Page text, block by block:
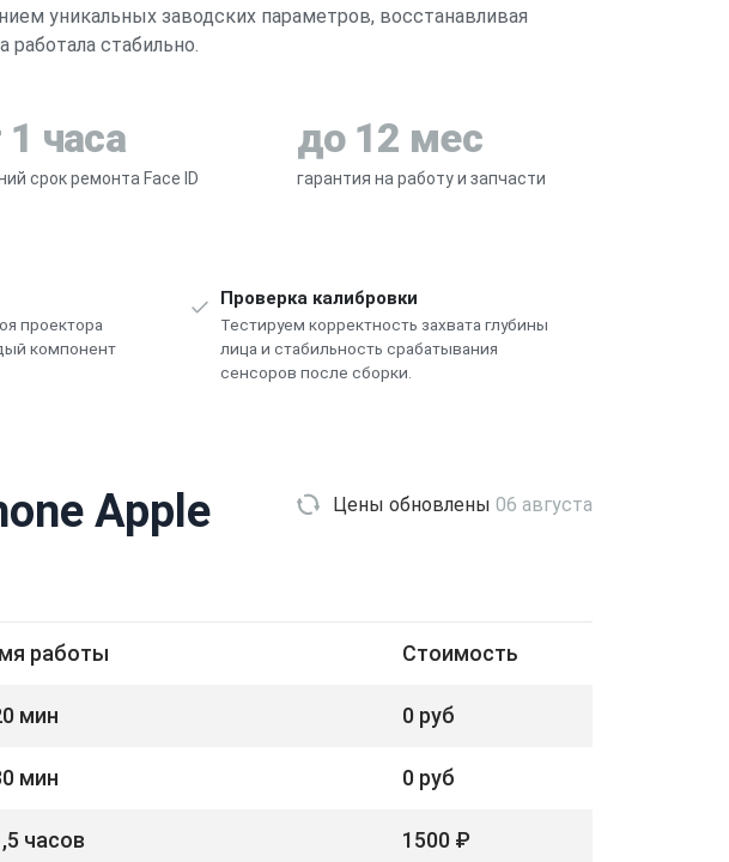
уникальных заводских параметров, восстанавливая
стабильно.
1 часа
срок ремонта Face ID
до 12 мес
гарантия на работу и запчасти
проектора
компонент
Проверка калибровки
Тестируем корректность захвата глубины
лица и стабильность срабатывания
сенсоров после сборки.
Apple
Цены обновлены 06 августа
работы Стоимость
мин 0 руб
мин 0 руб
часов 1500 ₽